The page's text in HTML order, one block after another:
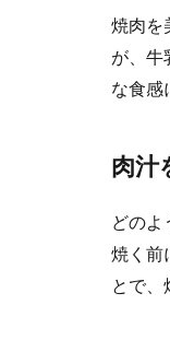
焼肉を
が、牛
な食感
肉汁
どのよ
焼く前
とで、